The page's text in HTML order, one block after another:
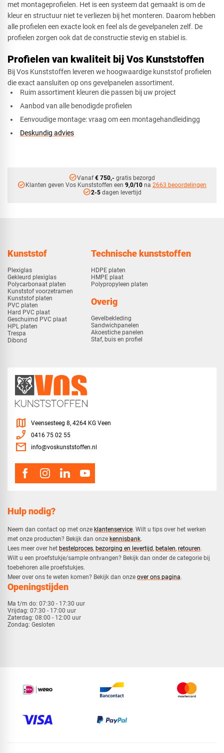
met montageprofielen. Het is een systeem dat gemaakt is om de
kleur en structuur niet te verliezen bij het monteren. Daarom hebben
alle profielen een exacte look en feel als de gevelpanelen zelf. De
profielen zorgen ook dat de constructie stevig en stabiel is.
Profielen van kwaliteit bij Vos Kunststoffen
Bij Vos Kunststoffen leveren we hoogwaardige kunststof profielen
die exact aansluiten op ons gevelpanelen assortiment.
Ruim assortiment kleuren die passen bij uw project
Aanbod van alle benodigde profielen
Eenvoudige montage: vraag om een montagehandleidingg
Deskundig advies
check_circleVanaf€ 750,- gratis bezorgd
check_circleKlanten geven Vos Kunststoffen een 9,0/10 na 2663 beoordelingen
check_circle2-5dagen levertijd
Kunststof
Plexiglas
Gekleurd plexiglas
Polycarbonaat platen
Kunststof voorzetramen
Kunststof platen
PVC platen
Hard PVC plaat
Geschuimd PVC plaat
HPL platen
Trespa
Dibond
Technische kunststoffen
HDPE platen
HMPE plaat
Polypropyleen platen
Overig
Gevelbekleding
Sandwichpanelen
Akoestiche panelen
Staf, buis en profiel
Hulp nodig?
Neem dan contact op met onze klantenservice. Wilt u tips over het werken
met onze producten? Bekijk dan onze kennisbank.
​Lees meer over het bestelproces, bezorging en levertijd, betalen, retouren.​
​Wilt u een proefstukje/sample ontvangen? Bekijk dan onder de categorie bij
toebehoren alle proefstukjes.
​​Meer over ons te weten komen? Bekijk dan onze over ons pagina.
Openingstijden
Ma t/m do: 07:30 - 17:30 uur
Vrijdag: 07:30 - 17:00 uur
Zaterdag: 08:00 - 12:00 uur
Zondag: Gesloten
map Veensesteeg 8, 4264 KG Veen
phone_enabled 0416 75 02 55
mail info@voskunststoffen.nl